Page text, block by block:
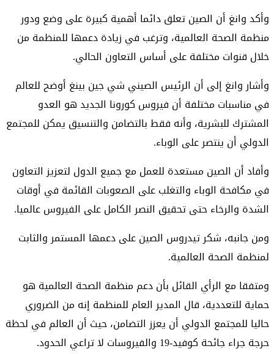
وأكد وانغ أن الصين تعلق دائما أهمية كبيرة على وضع ودور
منظمة الصحة العالمية، وترغب في زيادة دعمها للمنظمة من
خلال قنوات مختلفة على أساس التعاون الحالي.
وأشار وانغ إلى أن الرئيس الصيني شي جين بينغ أوضح للعالم
في مناسبات مختلفة أن فيروس كورونا الجديد هو العدو
المشترك للبشرية، وأنه فقط بالتضامن والتنسيق يمكن للمجتمع
الدولي أن ينتصر على الوباء.
وأفاد أن الصين مستعدة للعمل مع جميع الدول لتعزيز التعاون
في مكافحة الوباء والتغلب على الصعوبات القائمة في أوقات
الشدة والرخاء حتى تحقيق النصر الكامل على الفيروس عالميا.
ومن جانبه، شكر تيدروس الصين على دعمها المستمر والثابت
لمنظمة الصحة العالمية.
ومتفقا مع الرأي القائل بأن دعم منظمة الصحة العالمية هو
حماية للتعددية، قال المدير العام للمنظمة إنه من الضروري
حاليا للمجتمع الدولي أن يعزز التضامن، حيث أن العالم في لحظة
حرجة جراء جائحة كوفيد-19 والفيروسات لا تراعي الحدود.